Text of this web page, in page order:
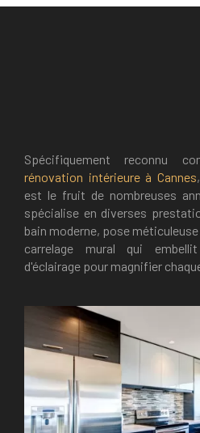
Spécifiquement reconnu
rénovation intérieure à Cannes
est le fruit de nombreuses
spécialise en diverses
bain moderne, pose
carrelage mural qui
d'éclairage pour magnifier